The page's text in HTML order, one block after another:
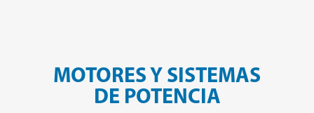
MOTORES Y SISTEMAS
DE POTENCIA